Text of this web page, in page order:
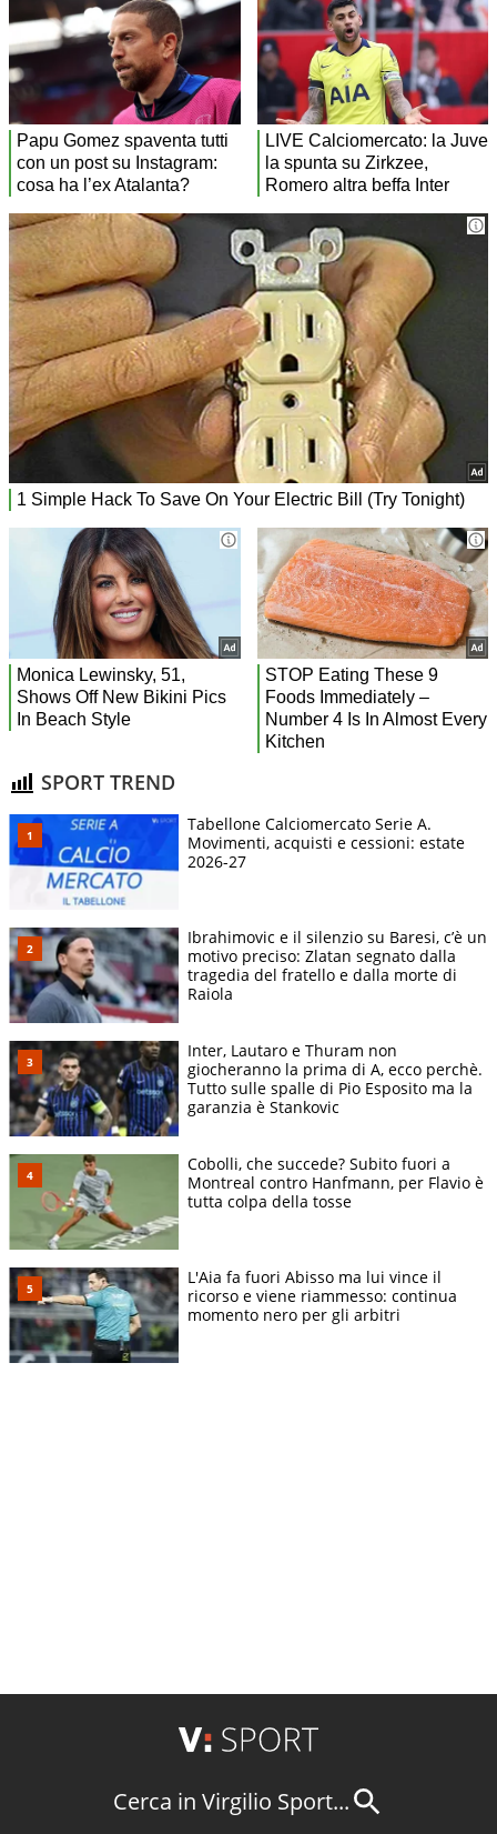
SPORT TREND
Tabellone Calciomercato Serie A.
Movimenti, acquisti e cessioni: estate
2026-27
Ibrahimovic e il silenzio su Baresi, c’è un
motivo preciso: Zlatan segnato dalla
tragedia del fratello e dalla morte di
Raiola
Inter, Lautaro e Thuram non
giocheranno la prima di A, ecco perchè.
Tutto sulle spalle di Pio Esposito ma la
garanzia è Stankovic
Cobolli, che succede? Subito fuori a
Montreal contro Hanfmann, per Flavio è
tutta colpa della tosse
L'Aia fa fuori Abisso ma lui vince il
ricorso e viene riammesso: continua
momento nero per gli arbitri
Cerca in Virgilio Sport...